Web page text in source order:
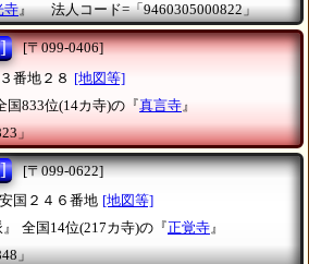
寺』 法人コード=「9460305000822」
[〒099-0406]
番地２８ [地図等]
国833位(14カ寺)の『真言寺 』
」
[〒099-0622]
国２４６番地 [地図等]
全国14位(217カ寺)の『正覚寺』
」